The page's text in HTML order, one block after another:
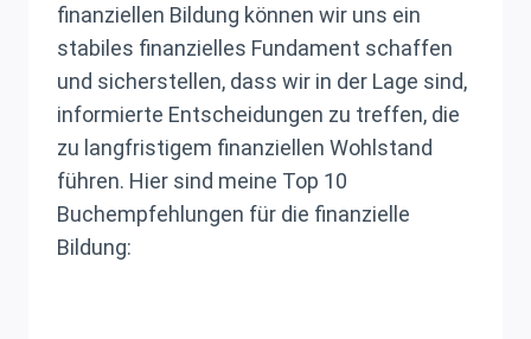
finanziellen Bildung können wir uns ein
stabiles finanzielles Fundament schaffen
und sicherstellen, dass wir in der Lage sind,
informierte Entscheidungen zu treffen, die
zu langfristigem finanziellen Wohlstand
führen. Hier sind meine Top 10
Buchempfehlungen für die finanzielle
Bildung: